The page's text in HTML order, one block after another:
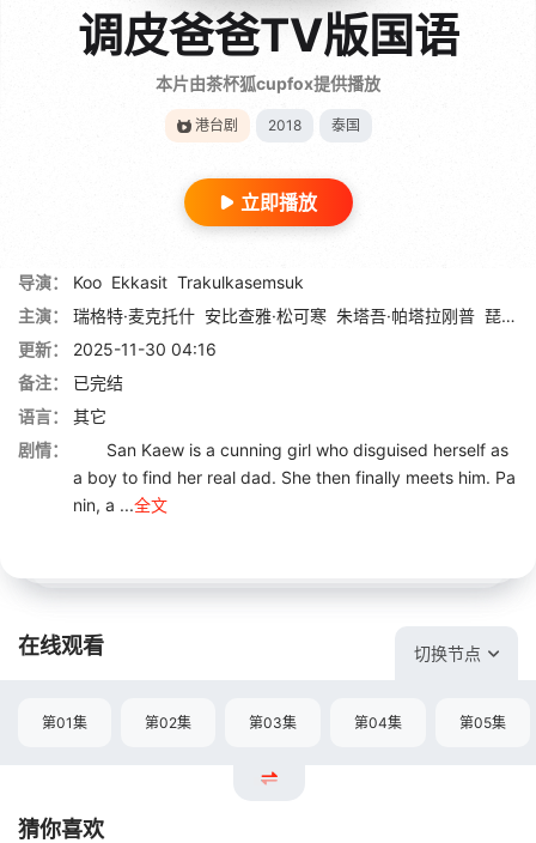
调皮爸爸TV版国语
本片由茶杯狐cupfox提供播放
港台剧 2018 泰国
立即播放
导演： Koo Ekkasit Trakulkasemsuk
主演：
瑞格特·麦克托什 安比查雅·松可寒 朱塔吾·帕塔拉刚普 琵雅缇达·米提拉荣
更新：
2025-11-30 04:16
备注：
已完结
语言：
其它
剧情：
San Kaew is a cunning girl who disguised herself as
a boy to find her real dad. She then finally meets him. Pa
nin, a ...全文
在线观看 切换节点
第01集 第02集 第03集 第04集 第05集
猜你喜欢